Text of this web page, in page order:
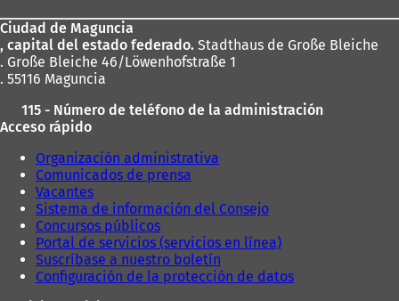
a
u
e
p
s
t
a
ñ
a
)
n
e
pies
Ciudad de Maguncia
, capital del estado federado. Stadthaus de Große Bleiche
. Große Bleiche 46/Löwenhofstraße 1
. 55116 Maguncia
115 - Número de teléfono de la administración
Acceso rápido
Organización administrativa
Comunicados de prensa
Vacantes
Sistema de información del Consejo
Concursos públicos
Portal de servicios (servicios en línea)
Suscríbase a nuestro boletín
Configuración de la protección de datos